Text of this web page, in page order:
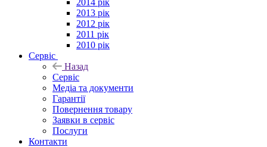
2014 рік
2013 рік
2012 рік
2011 рік
2010 рік
Сервіс
Назад
Сервіс
Медіа та документи
Гарантії
Повернення товару
Заявки в сервіс
Послуги
Контакти